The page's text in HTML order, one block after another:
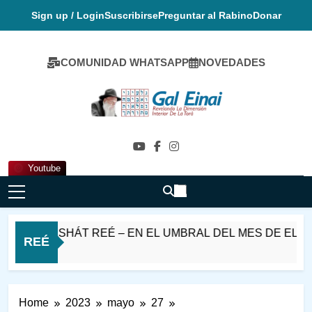
Sign up / LoginSuscribirsePreguntar al RabinoDonar
COMUNIDAD WHATSAPP NOVEDADES
Youtube
Gal Einai En
REÉ
PARASHÁT REÉ – EN EL UMBRAL DEL MES DE ELUL
Home 2023 mayo
27